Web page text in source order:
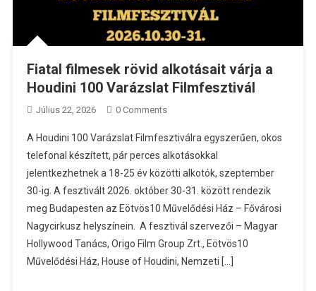
Fiatal filmesek rövid alkotásait várja a
Houdini 100 Varázslat Filmfesztivál
Július 22, 2026 0 Comments
A Houdini 100 Varázslat Filmfesztiválra egyszerűen, okos
telefonal készített, pár perces alkotásokkal
jelentkezhetnek a 18-25 év közötti alkotók, szeptember
30-ig. A fesztivált 2026. október 30-31. között rendezik
meg Budapesten az Eötvös10 Művelődési Ház – Fővárosi
Nagycirkusz helyszínein. A fesztivál szervezői – Magyar
Hollywood Tanács, Origo Film Group Zrt., Eötvös10
Művelődési Ház, House of Houdini, Nemzeti […]